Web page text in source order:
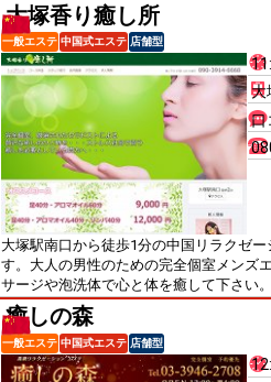
大塚香り癒し所
一般エステ 中国式エステ 店舗型
大
口
大塚駅南口から徒歩1分の中国リラクゼ
す。大人の男性のための完全個室メンズ
サージや泡洗体で心と体を癒して下さい。
癒しの森
一般エステ 中国式エステ 店舗型